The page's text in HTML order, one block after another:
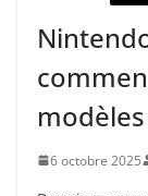
6 octobre 2025